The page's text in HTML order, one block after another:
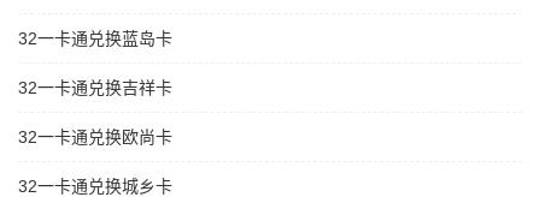
32一卡通兑换蓝岛卡
32一卡通兑换吉祥卡
32一卡通兑换欧尚卡
32一卡通兑换城乡卡